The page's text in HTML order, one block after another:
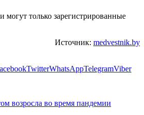
могут только зарегистрированные
Источник: medvestnik.by
TwitterWhatsAppTelegramViber
возросла во время пандемии